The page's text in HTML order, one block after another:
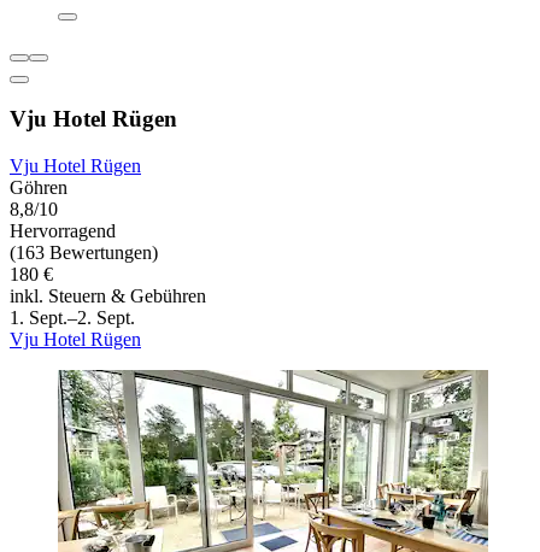
Vju Hotel Rügen
Vju Hotel Rügen
Göhren
8,8/10
Hervorragend
(163 Bewertungen)
180 €
inkl. Steuern & Gebühren
1. Sept.–2. Sept.
Vju Hotel Rügen